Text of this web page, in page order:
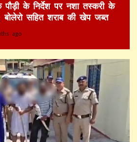
पौड़ी के निर्देश पर नशा तस्करी के
बोलेरो सहित शराब की खेप जब्त
ago